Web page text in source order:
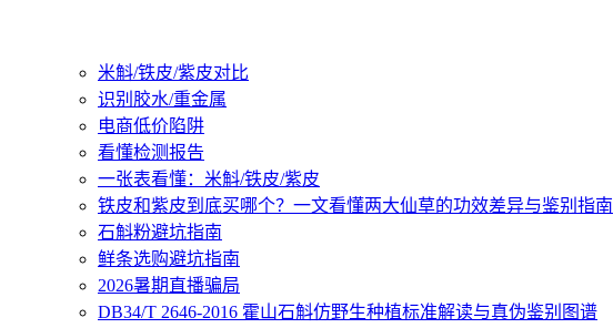
米斛/铁皮/紫皮对比
识别胶水/重金属
电商低价陷阱
看懂检测报告
一张表看懂：米斛/铁皮/紫皮
铁皮和紫皮到底买哪个？一文看懂两大仙草的功效差异与鉴别指南
石斛粉避坑指南
鲜条选购避坑指南
2026暑期直播骗局
DB34/T 2646-2016 霍山石斛仿野生种植标准解读与真伪鉴别图谱